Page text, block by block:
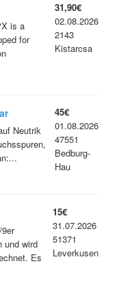
is a
for
31,90€
02.08.2026
2143
Kistarcsa
Neutrik
45€
01.08.2026
47551
Bedburg-
Hau
und wird
Es
15€
31.07.2026
51371
Leverkusen